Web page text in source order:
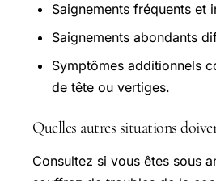
Saignements fréquents et
Saignements abondants
Symptômes additionnels
de tête ou vertiges.
Quelles autres situations
Consultez si vous êtes sous